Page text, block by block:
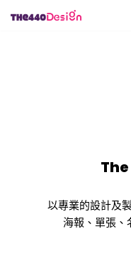
以專業的設計及
海報、單張、